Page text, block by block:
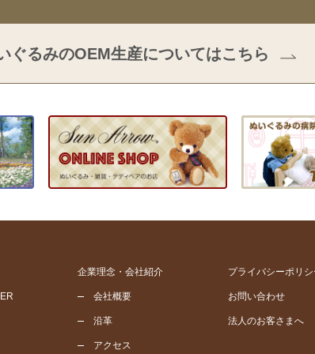
ぐるみのOEM生産についてはこちら
企業理念・会社紹介
会社概要
沿革
アクセス
プライバシーポリシ
お問い合わせ
法人のお客さまへ